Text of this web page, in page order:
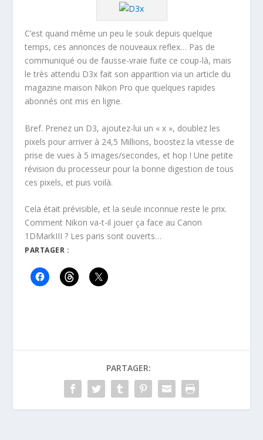
C’est quand même un peu le souk depuis quelque
temps, ces annonces de nouveaux reflex… Pas de
communiqué ou de fausse-vraie fuite ce coup-là, mais
le très attendu D3x fait son apparition via un article du
magazine maison Nikon Pro que quelques rapides
abonnés ont mis en ligne.
Bref. Prenez un D3, ajoutez-lui un « x », doublez les
pixels pour arriver à 24,5 Millions, boostez la vitesse de
prise de vues à 5 images/secondes, et hop ! Une petite
révision du processeur pour la bonne digestion de tous
ces pixels, et puis voilà.
Cela était prévisible, et la seule inconnue reste le prix.
Comment Nikon va-t-il jouer ça face au Canon
1DMarkIII ? Les paris sont ouverts…
PARTAGER :
PARTAGER: